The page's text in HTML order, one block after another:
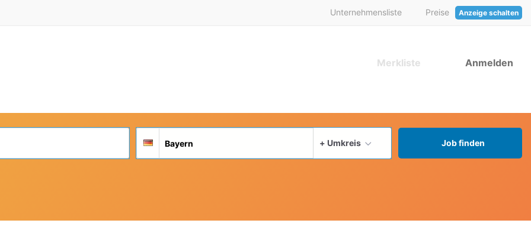
Anzeige schalten
Unternehmensliste Preise
Anmelden
Merkliste
Deutschland
+ Umkreis
aktuellen Ort verwenden
Job finden